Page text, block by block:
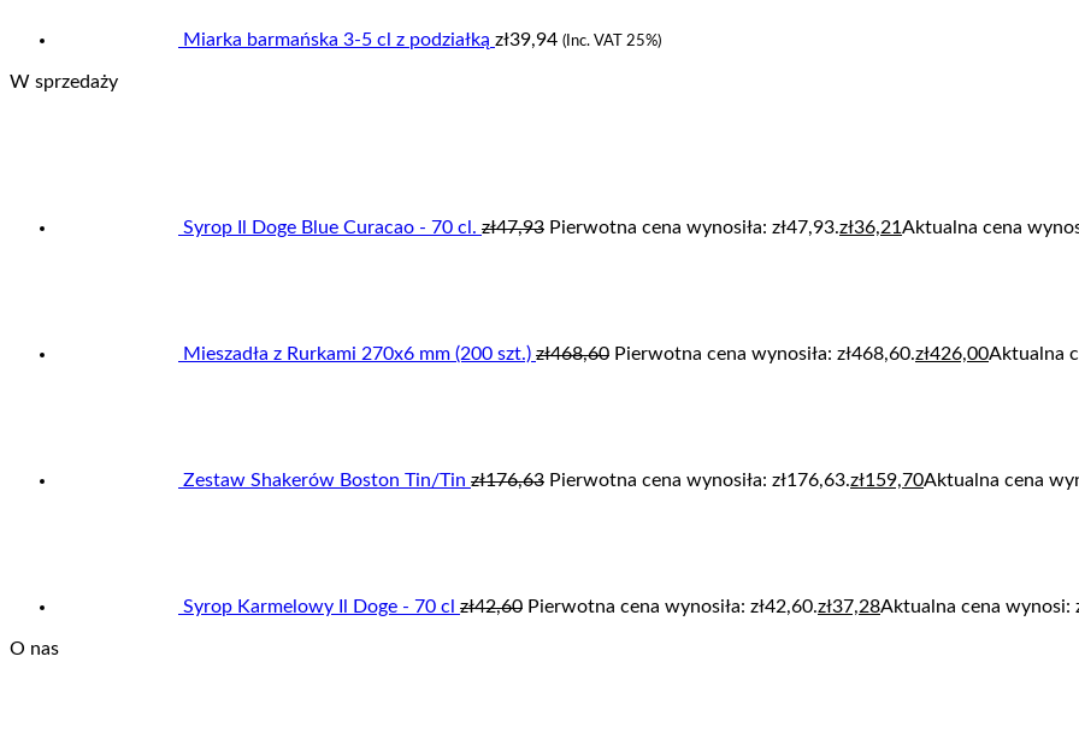
Miarka barmańska 3-5 cl z podziałką zł39,94 (Inc. VAT 25%)
W sprzedaży
Syrop Il Doge Blue Curacao - 70 cl. zł47,93 Pierwotna cena wynosiła: zł47,93.zł36,21Aktualna cena
Mieszadła z Rurkami 270x6 mm (200 szt.) zł468,60 Pierwotna cena wynosiła: zł468,60.zł426,00Aktualna
Zestaw Shakerów Boston Tin/Tin zł176,63 Pierwotna cena wynosiła: zł176,63.zł159,70Aktualna cena
Syrop Karmelowy Il Doge - 70 cl zł42,60 Pierwotna cena wynosiła: zł42,60.zł37,28Aktualna cena wynosi:
O nas